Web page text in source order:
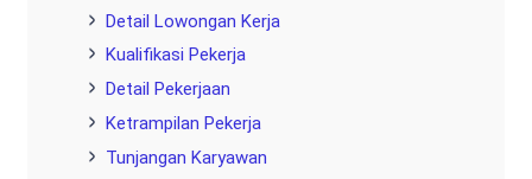
Detail Lowongan Kerja
Kualifikasi Pekerja
Detail Pekerjaan
Ketrampilan Pekerja
Tunjangan Karyawan